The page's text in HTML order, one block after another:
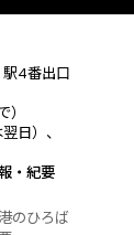
4番出口
日）、
・紀要
のひろば